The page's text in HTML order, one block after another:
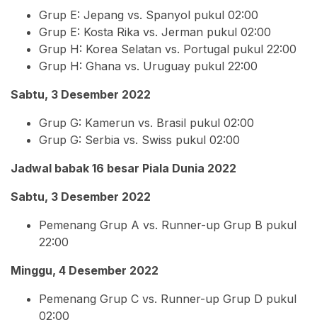
Grup E: Jepang vs. Spanyol pukul 02:00
Grup E: Kosta Rika vs. Jerman pukul 02:00
Grup H: Korea Selatan vs. Portugal pukul 22:00
Grup H: Ghana vs. Uruguay pukul 22:00
Sabtu, 3 Desember 2022
Grup G: Kamerun vs. Brasil pukul 02:00
Grup G: Serbia vs. Swiss pukul 02:00
Jadwal babak 16 besar Piala Dunia 2022
Sabtu, 3 Desember 2022
Pemenang Grup A vs. Runner-up Grup B pukul
22:00
Minggu, 4 Desember 2022
Pemenang Grup C vs. Runner-up Grup D pukul
02:00